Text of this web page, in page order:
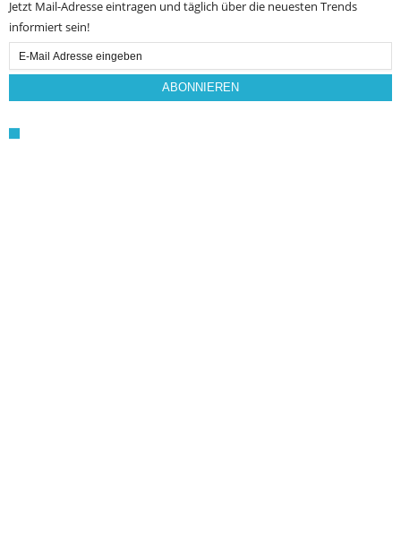
Jetzt Mail-Adresse eintragen und täglich über die neuesten Trends
informiert sein!
Email
Subscription
ABONNIEREN